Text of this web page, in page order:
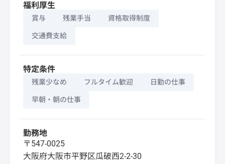
福利厚生
賞与 残業手当 資格取得制度
交通費支給
特定条件
残業少なめ フルタイム歓迎 日勤の仕事
早朝・朝の仕事
勤務地
〒547-0025
大阪府大阪市平野区瓜破西2-2-30